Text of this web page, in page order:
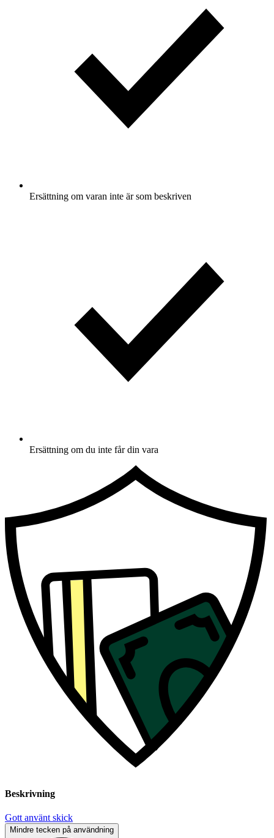
Ersättning om varan inte är som beskriven
Ersättning om du inte får din vara
Beskrivning
Gott använt skick
Mindre tecken på användning